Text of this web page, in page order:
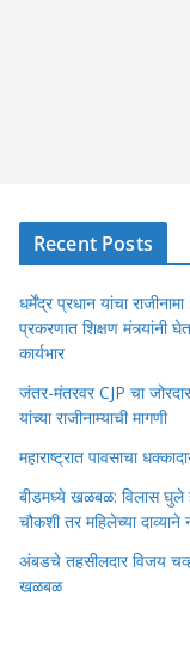
Recent Posts
धर्मेंद्र प्रधान यांचा
प्रकरणात शिक्षण मंत्र्यांनी
कार्यभार
जंतर-मंतरवर CJP चा
यांच्या राजीनाम्याची मागणी
महाराष्ट्रात पावसाचा
बीडमध्ये खळबळ: विलास घुले
चौकशी तर महिलेच्या दाव्याने
अंबडचे तहसीलदार विजय
खळबळ